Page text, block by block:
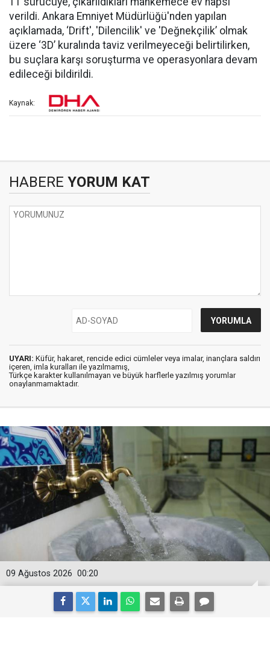
verildi. Ankara Emniyet Müdürlüğü'nden yapılan
açıklamada, ‘Drift', 'Dilencilik' ve 'Değnekçilik’ olmak
üzere ‘3D’ kuralında taviz verilmeyeceği belirtilirken,
bu suçlara karşı soruşturma ve operasyonlara devam
edileceği bildirildi.
Kaynak:
HABERE YORUM KAT
UYARI: Küfür, hakaret, rencide edici cümleler veya imalar, inançlara saldırı
içeren, imla kuralları ile yazılmamış,
Türkçe karakter kullanılmayan ve büyük harflerle yazılmış yorumlar
onaylanmamaktadır.
00:20
09 Ağustos 2026